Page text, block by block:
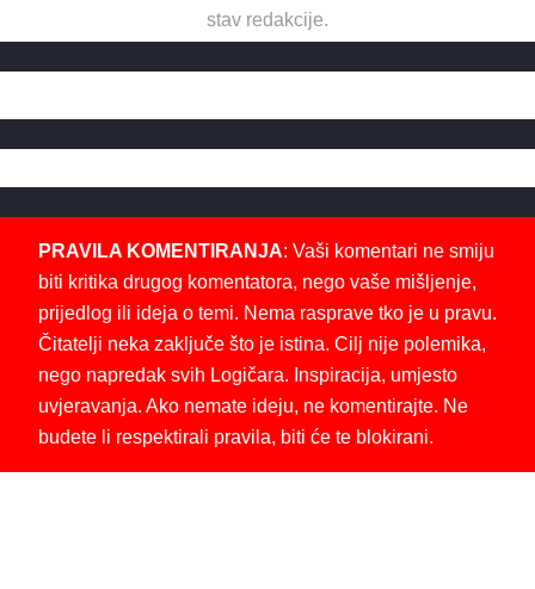
stav redakcije.
PRAVILA KOMENTIRANJA: Vaši komentari ne smiju
biti kritika drugog komentatora, nego vaše mišljenje,
prijedlog ili ideja o temi. Nema rasprave tko je u pravu.
Čitatelji neka zaključe što je istina. Cilj nije polemika,
nego napredak svih Logičara. Inspiracija, umjesto
uvjeravanja. Ako nemate ideju, ne komentirajte. Ne
budete li respektirali pravila, biti će te blokirani.